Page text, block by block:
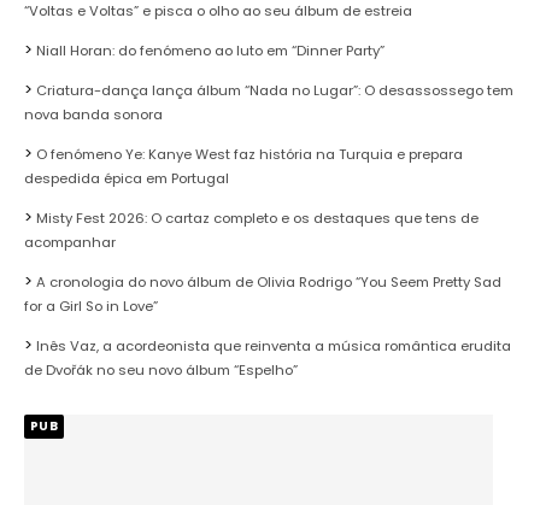
“Voltas e Voltas” e pisca o olho ao seu álbum de estreia
Niall Horan: do fenómeno ao luto em “Dinner Party”
Criatura-dança lança álbum “Nada no Lugar”: O desassossego tem
nova banda sonora
O fenómeno Ye: Kanye West faz história na Turquia e prepara
despedida épica em Portugal
Misty Fest 2026: O cartaz completo e os destaques que tens de
acompanhar
A cronologia do novo álbum de Olivia Rodrigo “You Seem Pretty Sad
for a Girl So in Love”
Inês Vaz, a acordeonista que reinventa a música romântica erudita
de Dvořák no seu novo álbum “Espelho”
PUB